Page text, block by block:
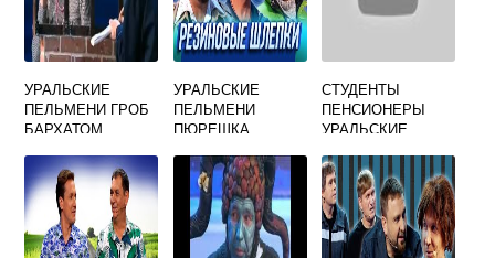
УРАЛЬСКИЕ
ПЕЛЬМЕНИ ГРОБ
БАРХАТОМ
УРАЛЬСКИЕ
ПЕЛЬМЕНИ
ПЮРЕШКА
СТУДЕНТЫ
ПЕНСИОНЕРЫ
УРАЛЬСКИЕ